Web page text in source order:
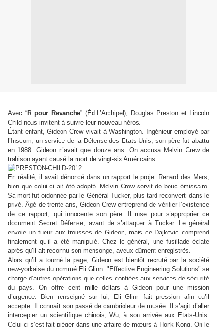
Avec “R pour Revanche” (Éd.L’Archipel), Douglas Preston et Lincoln
Child nous invitent à suivre leur nouveau héros.
Étant enfant, Gideon Crew vivait à Washington. Ingénieur employé par
l’Inscom, un service de la Défense des Etats-Unis, son père fut abattu
en 1988. Gideon n’avait que douze ans. On accusa Melvin Crew de
trahison ayant causé la mort de vingt-six Américains.
En réalité, il avait dénoncé dans un rapport le projet Renard des Mers,
bien que celui-ci ait été adopté. Melvin Crew servit de bouc émissaire.
Sa mort fut ordonnée par le Général Tucker, plus tard reconverti dans le
privé. Âgé de trente ans, Gideon Crew entreprend de vérifier l’existence
de ce rapport, qui innocente son père. Il ruse pour s’approprier ce
document Secret Défense, avant de s’attaquer à Tucker. Le général
envoie un tueur aux trousses de Gideon, mais ce Dajkovic comprend
finalement qu’il a été manipulé. Chez le général, une fusillade éclate
après qu’il ait reconnu son mensonge, aveux dûment enregistrés.
Alors qu’il a tourné la page, Gideon est bientôt recruté par la société
new-yorkaise du nommé Eli Glinn. "Effective Engineering Solutions" se
charge d’autres opérations que celles confiées aux services de sécurité
du pays. On offre cent mille dollars à Gideon pour une mission
d’urgence. Bien renseigné sur lui, Eli Glinn fait pression afin qu’il
accepte. Il connaît son passé de cambrioleur de musée. Il s’agit d’aller
intercepter un scientifique chinois, Wu, à son arrivée aux Etats-Unis.
Celui-ci s’est fait piéger dans une affaire de mœurs à Honk Kong. On le